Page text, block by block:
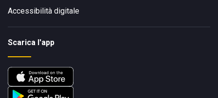
Accessibilità digitale
Scarica l'app